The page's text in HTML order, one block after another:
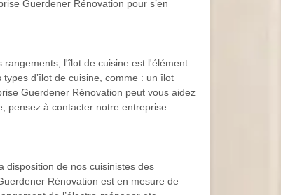
Guerdener Rénovation pour s’en
rangements, l'îlot de cuisine est l'élément
d’îlot de cuisine, comme : un îlot
Guerdener Rénovation peut vous aidez
pensez à contacter notre entreprise
disposition de nos cuisinistes des
Rénovation est en mesure de